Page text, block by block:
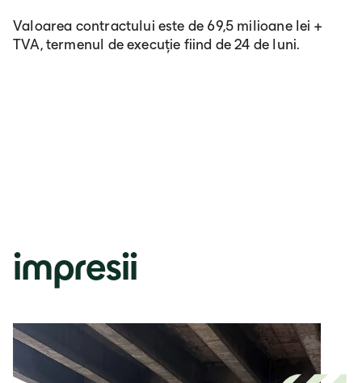
Valoarea contractului este de 69,5 milioane lei +
TVA, termenul de execuție fiind de 24 de luni.
impresii